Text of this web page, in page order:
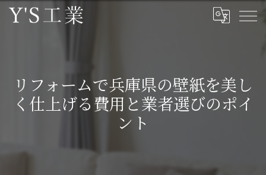
リフォームで兵庫県の壁紙を美し
く仕上げる費用と業者選びのポイ
ント